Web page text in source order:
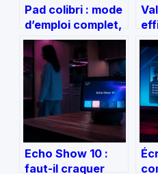
Pad colibri : mode
d’emploi complet,
usages, bonnes
pratiques
un
Echo Show 10 :
faut-il craquer